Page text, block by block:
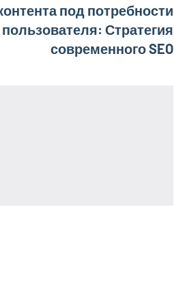
под потребности
пользователя: Стратегия
современного SEO